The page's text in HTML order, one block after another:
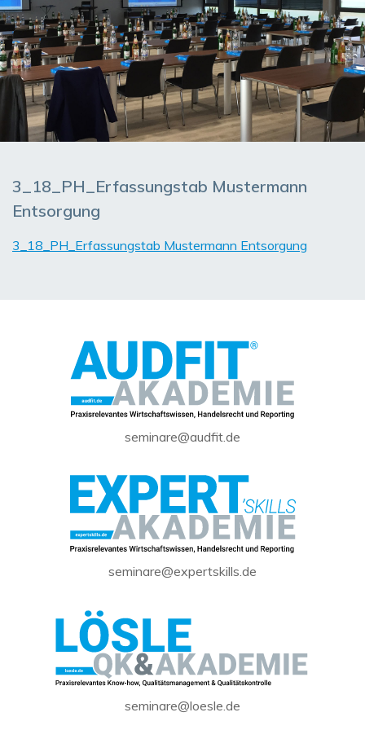
3_18_PH_Erfassungstab Mustermann
Entsorgung
3_18_PH_Erfassungstab Mustermann Entsorgung
seminare@audfit.de
seminare@expertskills.de
seminare@loesle.de